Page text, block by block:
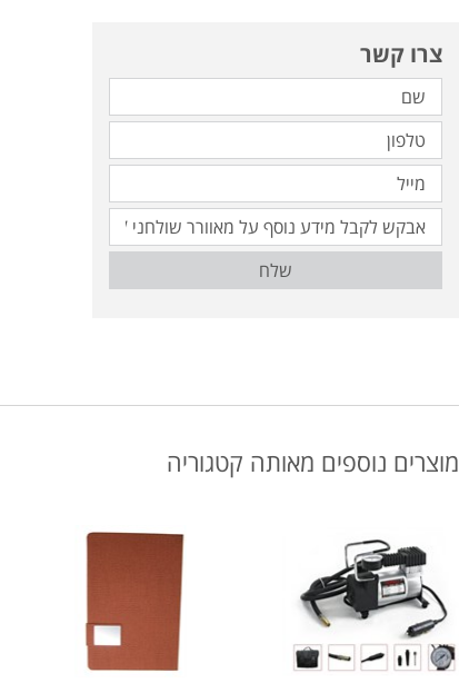
צרו קשר
שלח
מוצרים נוספים מאותה קטגוריה